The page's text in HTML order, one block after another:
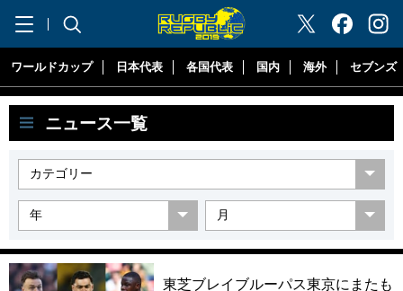
"ラグビーリパブリック"
ワールドカップ 日本代表 各国代表 国内 海外 セブンズ
ニュース一覧
東芝ブレイブルーパス東京にまたも